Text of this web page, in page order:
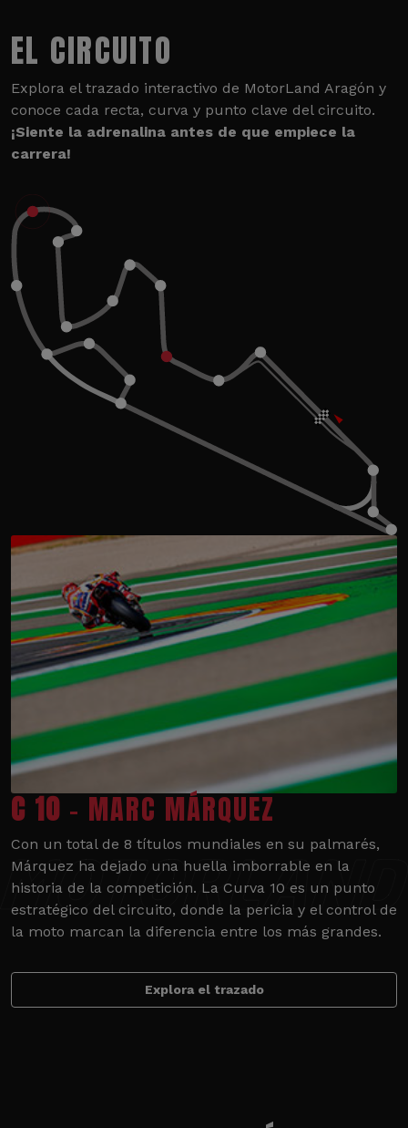
EL CIRCUITO
Explora el trazado interactivo de MotorLand Aragón y
conoce cada recta, curva y punto clave del circuito.
¡Siente la adrenalina antes de que empiece la
carrera!
C 10 - MARC MÁRQUEZ
Con un total de 8 títulos mundiales en su palmarés,
Márquez ha dejado una huella imborrable en la
historia de la competición. La Curva 10 es un punto
estratégico del circuito, donde la pericia y el control de
la moto marcan la diferencia entre los más grandes.
Explora el trazado